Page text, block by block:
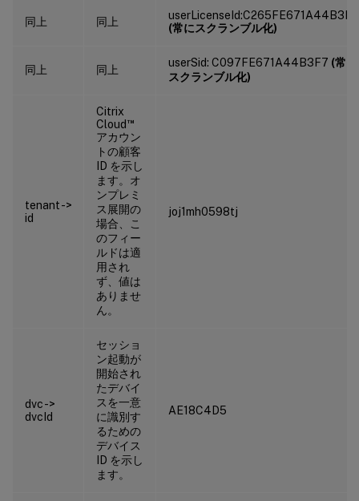
同上 同上
userLicenseId:C265FE671A44B3F7
(常にスクランブル化)
同上 同上
userSid: C097FE671A44B3F7 (常に
スクランブル化)
tenant ->
id
Citrix
Cloud™
アカウン
トの顧客
ID を示し
ます。オ
ンプレミ
ス展開の
場合、こ
のフィー
ルドは適
用され
ず、値は
ありませ
ん。
joj1mh0598tj
dvc ->
dvcId
セッショ
ン起動が
開始され
たデバイ
スを一意
に識別す
るための
デバイス
ID を示し
ます。
AE18C4D5